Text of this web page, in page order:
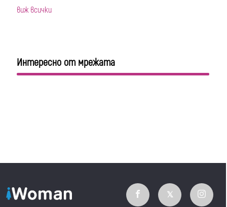
виж всички
Интересно от мрежата